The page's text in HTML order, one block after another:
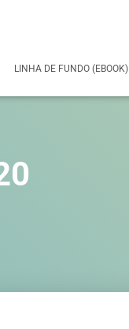
LINHA DE FUNDO (EBOOK)